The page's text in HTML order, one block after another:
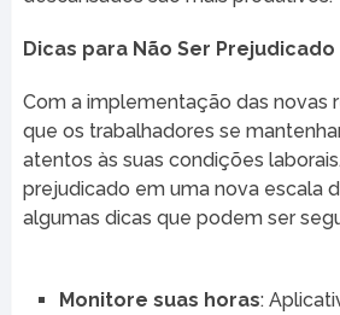
Dicas para Não Ser Prejudicado
Com a implementação das novas
que os trabalhadores se
atentos às suas condições
prejudicado em uma nova escala
algumas dicas que podem ser
Monitore suas horas: